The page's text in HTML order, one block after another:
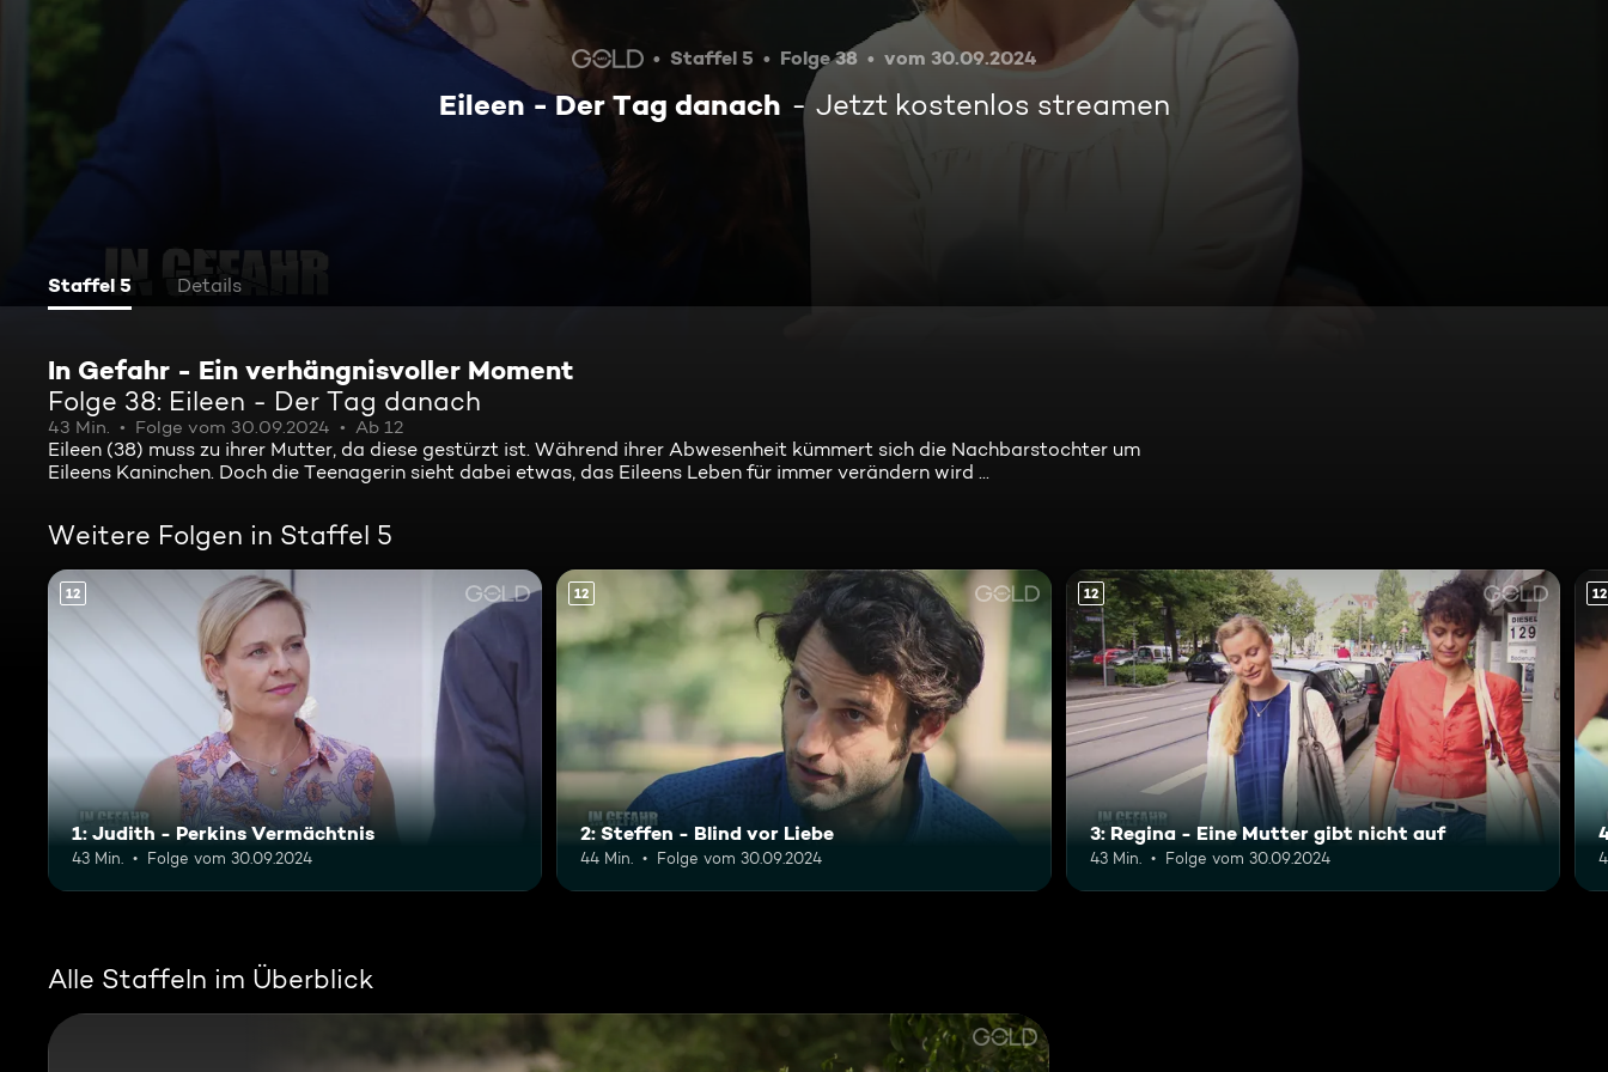
Staffel 5 Folge 38 vom 30.09.2024
Eileen - Der Tag danach Jetzt kostenlos streamen
Staffel 5 Details
In Gefahr - Ein verhängnisvoller Moment
Folge 38: Eileen - Der Tag danach
43 Min. Folge vom 30.09.2024 Ab 12
Eileen (38) muss zu ihrer Mutter, da diese gestürzt ist. Während ihrer Abwesenheit kümmert sich die Nachbarstochter um
Eileens Kaninchen. Doch die Teenagerin sieht dabei etwas, das Eileens Leben für immer verändern wird ...
Weitere Folgen in Staffel 5
12
1: Judith - Perkins Vermächtnis
43 Min. Folge vom 30.09.2024
12
2: Steffen - Blind vor Liebe
44 Min. Folge vom 30.09.2024
12
3: Regina - Eine Mutter gibt nicht auf
43 Min. Folge vom 30.09.2024
12
Alle Staffeln im Überblick